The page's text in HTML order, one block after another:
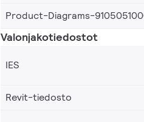
Product-Diagrams-
Valonjakotiedostot
IES
Revit-tiedosto